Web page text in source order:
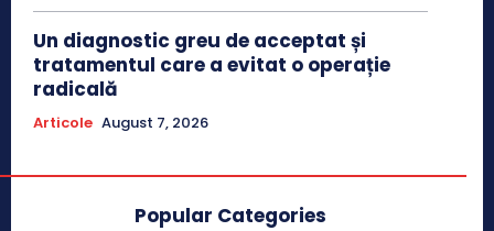
Un diagnostic greu de acceptat și
tratamentul care a evitat o operație
radicală
Articole August 7, 2026
Popular Categories